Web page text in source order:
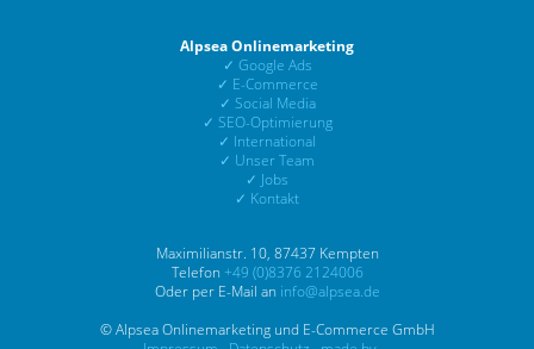
Alpsea Onlinemarketing
✓ Google Ads
✓ E-Commerce
✓ Social Media
✓ SEO-Optimierung
✓ International
✓ Unser Team
✓ Jobs
✓ Kontakt
Maximilianstr. 10, 87437 Kempten
Telefon +49 (0)8376 2124006
Oder per E-Mail an info@alpsea.de
© Alpsea Onlinemarketing und E-Commerce GmbH